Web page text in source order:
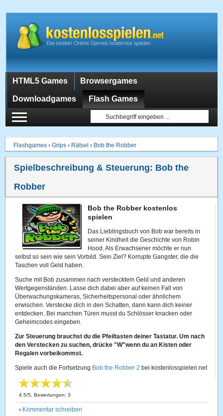
HTML5 Games Browsergames
Downloadgames Flash Games
Flashgames ›Grips › Rätsel › Bob the Robber
Spielbeschreibung & Steuerung: Bob the
Robber
Bob the Robber kostenlos
spielen
Das Lieblingsbuch von Bob war bereits in
seiner Kindheit die Geschichte von Robin
Hood. Als Erwachsener möchte er nun
selbst so sein wie sein Vorbild. Sein Ziel? Korrupte Gangster, die die
Taschen voll Geld haben.
Suche mit Bob zusammen nach verstecktem Geld und anderen
Wertgegenständen. Lasse dich dabei aber auf keinen Fall von
Überwachungskameras, Sicherheitspersonal oder ähnlichem
erwischen. Verstecke dich in den Schatten, dann kann dich keiner
entdecken. Bei manchen Türen musst du Schlösser knacken oder
Geheimcodes eingeben.
Zur Steuerung brauchst du die Pfeiltasten deiner Tastatur. Um nach
den Verstecken zu suchen, drücke "W"wenn du an Kisten oder
Regalen vorbeikommst.
Spiele auch die Fortsetzung Bob the Robber 2 bei kostenlosspielen.net
4.5/5 , Bewertungen:3
› Kommentar schreiben